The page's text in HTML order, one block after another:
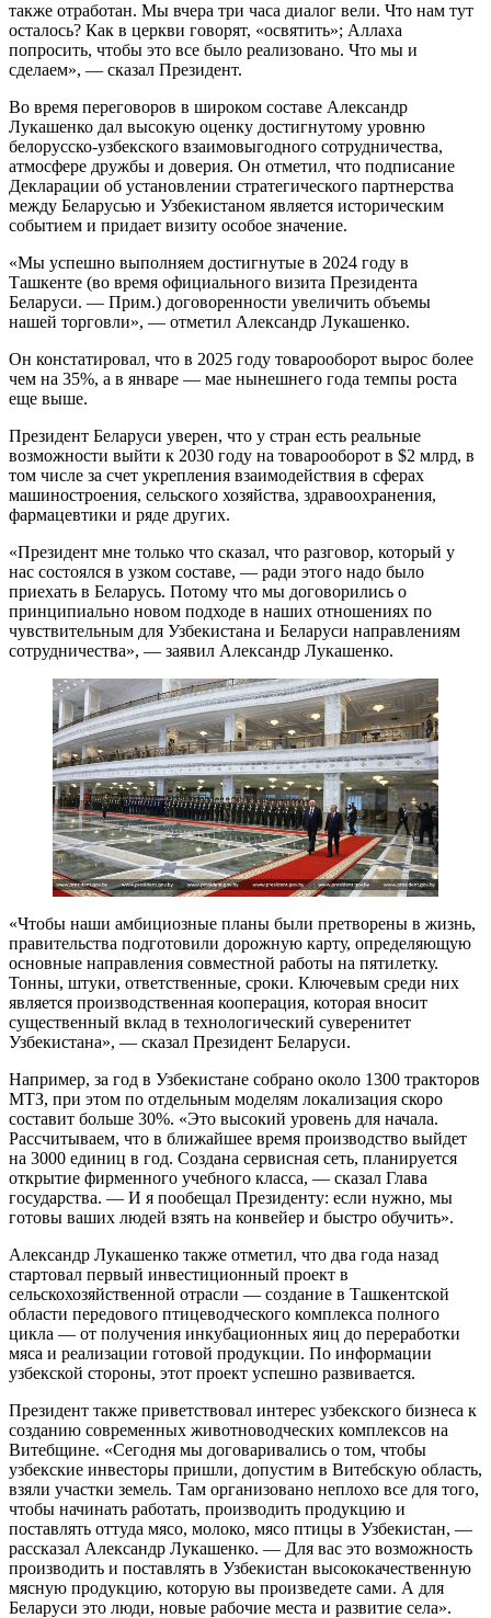
также отработан. Мы вчера три часа диалог вели. Что нам тут
осталось? Как в церкви говорят, «освятить»; Аллаха
попросить, чтобы это все было реализовано. Что мы и
сделаем», — сказал Президент.
Во время переговоров в широком составе Александр
Лукашенко дал высокую оценку достигнутому уровню
белорусско-узбекского взаимовыгодного сотрудничества,
атмосфере дружбы и доверия. Он отметил, что подписание
Декларации об установлении стратегического партнерства
между Беларусью и Узбекистаном является историческим
событием и придает визиту особое значение.
«Мы успешно выполняем достигнутые в 2024 году в
Ташкенте (во время официального визита Президента
Беларуси. — Прим.) договоренности увеличить объемы
нашей торговли», — отметил Александр Лукашенко.
Он констатировал, что в 2025 году товарооборот вырос более
чем на 35%, а в январе — мае нынешнего года темпы роста
еще выше.
Президент Беларуси уверен, что у стран есть реальные
возможности выйти к 2030 году на товарооборот в $2 млрд, в
том числе за счет укрепления взаимодействия в сферах
машиностроения, сельского хозяйства, здравоохранения,
фармацевтики и ряде других.
«Президент мне только что сказал, что разговор, который у
нас состоялся в узком составе, — ради этого надо было
приехать в Беларусь. Потому что мы договорились о
принципиально новом подходе в наших отношениях по
чувствительным для Узбекистана и Беларуси направлениям
сотрудничества», — заявил Александр Лукашенко.
«Чтобы наши амбициозные планы были претворены в жизнь,
правительства подготовили дорожную карту, определяющую
основные направления совместной работы на пятилетку.
Тонны, штуки, ответственные, сроки. Ключевым среди них
является производственная кооперация, которая вносит
существенный вклад в технологический суверенитет
Узбекистана», — сказал Президент Беларуси.
Например, за год в Узбекистане собрано около 1300 тракторов
МТЗ, при этом по отдельным моделям локализация скоро
составит больше 30%. «Это высокий уровень для начала.
Рассчитываем, что в ближайшее время производство выйдет
на 3000 единиц в год. Создана сервисная сеть, планируется
открытие фирменного учебного класса, — сказал Глава
государства. — И я пообещал Президенту: если нужно, мы
готовы ваших людей взять на конвейер и быстро обучить».
Александр Лукашенко также отметил, что два года назад
стартовал первый инвестиционный проект в
сельскохозяйственной отрасли — создание в Ташкентской
области передового птицеводческого комплекса полного
цикла — от получения инкубационных яиц до переработки
мяса и реализации готовой продукции. По информации
узбекской стороны, этот проект успешно развивается.
Президент также приветствовал интерес узбекского бизнеса к
созданию современных животноводческих комплексов на
Витебщине. «Сегодня мы договаривались о том, чтобы
узбекские инвесторы пришли, допустим в Витебскую область,
взяли участки земель. Там организовано неплохо все для того,
чтобы начинать работать, производить продукцию и
поставлять оттуда мясо, молоко, мясо птицы в Узбекистан, —
рассказал Александр Лукашенко. — Для вас это возможность
производить и поставлять в Узбекистан высококачественную
мясную продукцию, которую вы произведете сами. А для
Беларуси это люди, новые рабочие места и развитие села».